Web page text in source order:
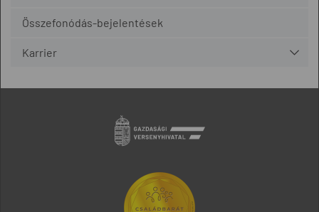
Összefonódás-bejelentések
Karrier